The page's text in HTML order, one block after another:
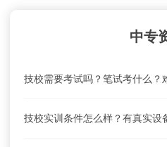
中专
技校需要考试吗？笔试考什么？
技校实训条件怎么样？有真实设